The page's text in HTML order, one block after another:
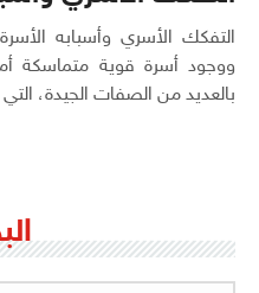
التفكك الأسري وأسبابه
ووجود أسرة قوية متماسكة
بالعديد من الصفات الجيدة،